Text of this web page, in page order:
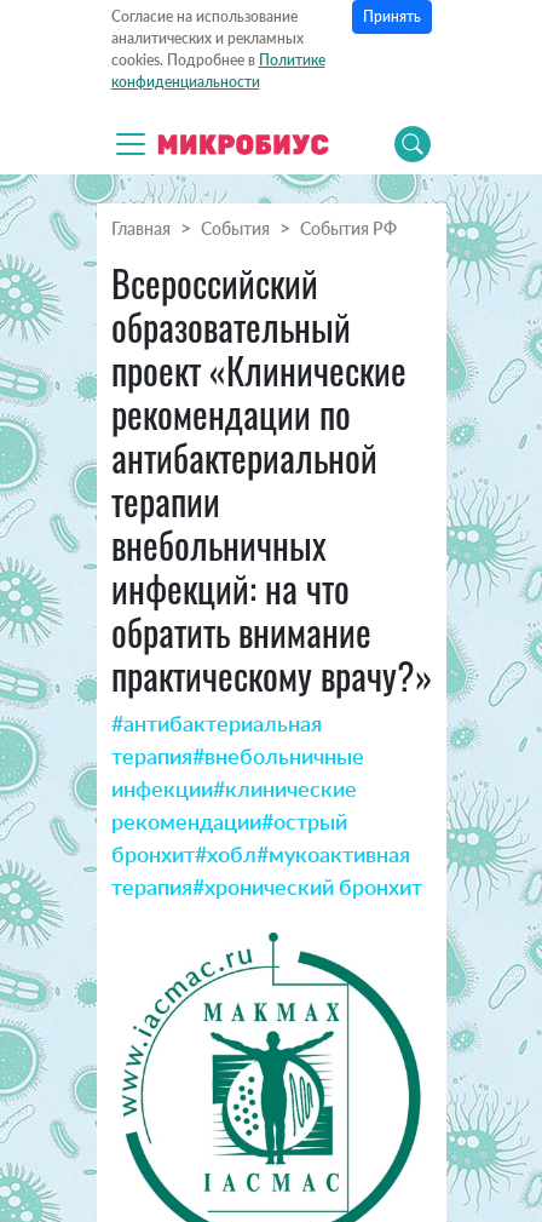
Согласие на использование
аналитических и рекламных
cookies. Подробнее в Политике
конфиденциальности
Принять
Главная События События РФ
Всероссийский
образовательный
проект «Клинические
рекомендации по
антибактериальной
терапии
внебольничных
инфекций: на что
обратить внимание
практическому врачу?»
#антибактериальная
терапия#внебольничные
инфекции#клинические
рекомендации#острый
бронхит#хобл#мукоактивная
терапия#хронический бронхит